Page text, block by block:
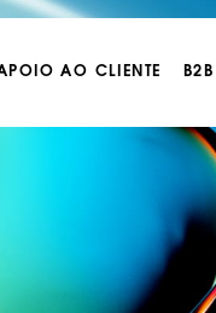
AO CLIENTE B2B